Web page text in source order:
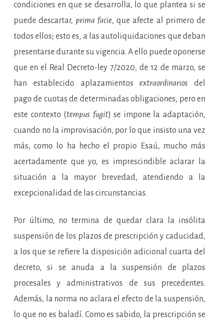
condiciones en que se desarrolla, lo que plantea si se
puede descartar, prima facie, que afecte al primero de
todos ellos; esto es, a las autoliquidaciones que deban
presentarse durante su vigencia. A ello puede oponerse
que en el Real Decreto-ley 7/2020, de 12 de marzo, se
han establecido aplazamientosextraordinarios del
pago de cuotas de determinadas obligaciones, pero en
este contexto (tempus fugit) se impone la adaptación,
cuando no la improvisación, por lo que insisto una vez
más, como lo ha hecho el propio Esaú, mucho más
acertadamente que yo, es imprescindible aclarar la
situación a la mayor brevedad, atendiendo a la
excepcionalidad de las circunstancias.
Por último, no termina de quedar clara la insólita
suspensión de los plazos de prescripción y caducidad,
a los que se refiere la disposición adicional cuarta del
decreto, si se anuda a la suspensión de plazos
procesales y administrativos de sus precedentes.
Además, la norma no aclara el efecto de la suspensión,
lo que no es baladí. Como es sabido, la prescripción se